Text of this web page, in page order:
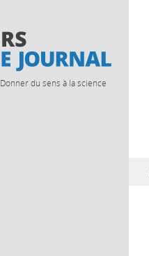
Donner du sens à la science